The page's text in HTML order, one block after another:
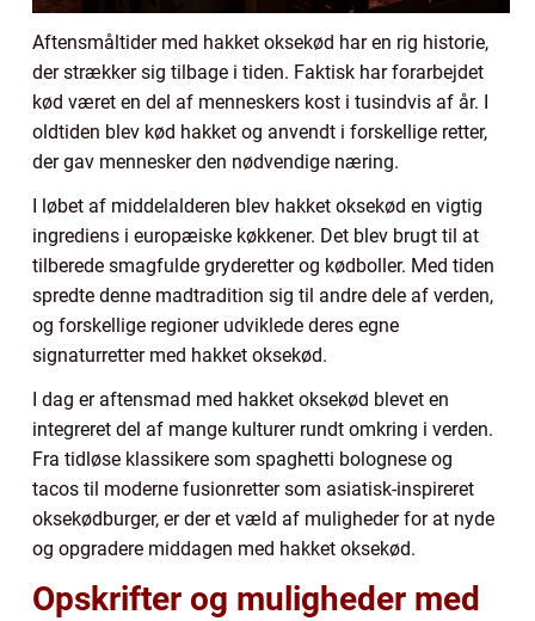
Aftensmåltider med hakket oksekød har en rig historie,
der strækker sig tilbage i tiden. Faktisk har forarbejdet
kød været en del af menneskers kost i tusindvis af år. I
oldtiden blev kød hakket og anvendt i forskellige retter,
der gav mennesker den nødvendige næring.
I løbet af middelalderen blev hakket oksekød en vigtig
ingrediens i europæiske køkkener. Det blev brugt til at
tilberede smagfulde gryderetter og kødboller. Med tiden
spredte denne madtradition sig til andre dele af verden,
og forskellige regioner udviklede deres egne
signaturretter med hakket oksekød.
I dag er aftensmad med hakket oksekød blevet en
integreret del af mange kulturer rundt omkring i verden.
Fra tidløse klassikere som spaghetti bolognese og
tacos til moderne fusionretter som asiatisk-inspireret
oksekødburger, er der et væld af muligheder for at nyde
og opgradere middagen med hakket oksekød.
Opskrifter og muligheder med